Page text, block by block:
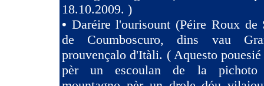
18.10.2009. )
• Daréire l'ourisount (Péire Roux de
de Coumboscuro, dins vau
prouvençalo d'Itàli. ( Aquesto
pèr un escoulan de la pichoto